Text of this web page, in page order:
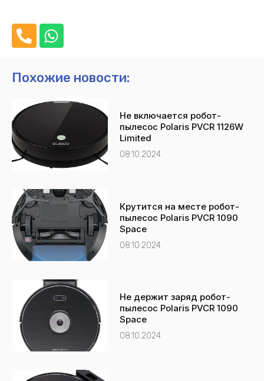
h
n
-
l
t
W
h
t
a
p
p
Похожие новости:
Не включается робот-
пылесос Polaris PVCR 1126W
Limited
08.10.2024
Крутится на месте робот-
пылесос Polaris PVCR 1090
Space
08.10.2024
Не держит заряд робот-
пылесос Polaris PVCR 1090
Space
08.10.2024